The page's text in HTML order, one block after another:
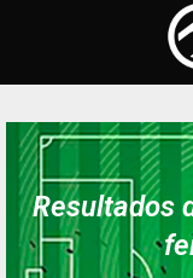
Resultados